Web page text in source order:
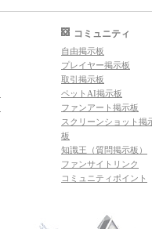
コミュニティ
自由掲示板
プレイヤー掲示板
取引掲示板
ペットAI掲示板
ファンアート掲示板
スクリーンショット掲
板
知識王（質問掲示板）
ファンサイトリンク
コミュニティポイント